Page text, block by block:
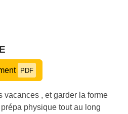
PDF
vacances , et garder la forme
physique tout au long